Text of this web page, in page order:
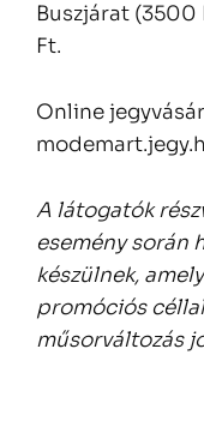
Buszjárat
Ft.
Online
A látogatók
esemény során
készülnek,
promóciós
műsorváltozás